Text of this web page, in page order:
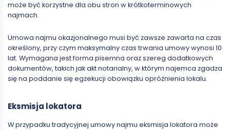
może być korzystne dla obu stron w krótkoterminowych
najmach.
Umowa najmu okazjonalnego musi być zawsze zawarta na czas
określony, przy czym maksymalny czas trwania umowy wynosi 10
lat. Wymagana jest forma pisemna oraz szereg dodatkowych
dokumentów, takich jak akt notarialny, w którym najemca zgadza
się na poddanie się egzekucji obowiązku opróżnienia lokalu.
Eksmisja lokatora
W przypadku tradycyjnej umowy najmu eksmisja lokatora może